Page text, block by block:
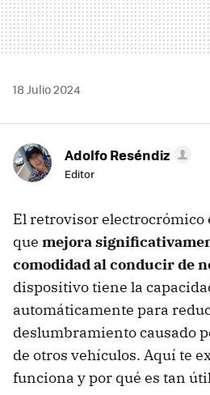
18 Julio 2024
Adolfo Reséndiz
Editor
El retrovisor electrocrómico
que mejora
comodidad al conducir de
dispositivo tiene la
automáticamente para
deslumbramiento causado
de otros vehículos. Aquí te
funciona y por qué es tan